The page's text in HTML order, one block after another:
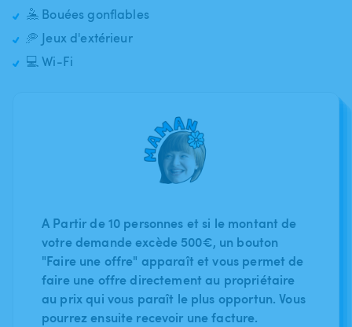
🤽 Bouées gonflables
🥏 Jeux d'extérieur
💻 Wi-Fi
A Partir de 10 personnes et si le montant de
votre demande excède 500€, un bouton
"Faire une offre" apparaît et vous permet de
faire une offre directement au propriétaire
au prix qui vous paraît le plus opportun. Vous
pourrez ensuite recevoir une facture.